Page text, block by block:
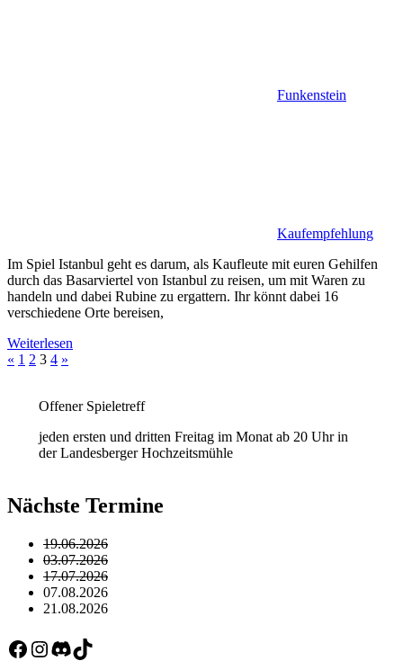
Funkenstein
Kaufempfehlung
Im Spiel Istanbul geht es darum, als Kaufleute mit euren Gehilfen
durch das Basarviertel von Istanbul zu reisen, um mit Waren zu
handeln und dabei Rubine zu ergattern. Ihr könnt dabei 16
verschiedene Orte bereisen,
Weiterlesen
Seitennummerierung
Beiträge
« Vorherige
1 2 3 4 Nächste
»
Offener Spieletreff
jeden ersten und dritten Freitag im Monat ab 20 Uhr in
der Landesberger Hochzeitsmühle
Nächste Termine
19.06.2026
03.07.2026
17.07.2026
07.08.2026
21.08.2026
Facebook
Instagram
Discord
TikTok